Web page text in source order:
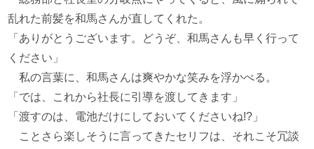
乱れた前髪を和馬さんが直してくれた。
「ありがとうございます。どうぞ、和馬さんも早く行って
ください」
私の言葉に、和馬さんは爽やかな笑みを浮かべる。
「では、これから社長に引導を渡してきます」
「渡すのは、電池だけにしておいてくださいね!?」
ことさら楽しそうに言ってきたセリフは、それこそ冗談